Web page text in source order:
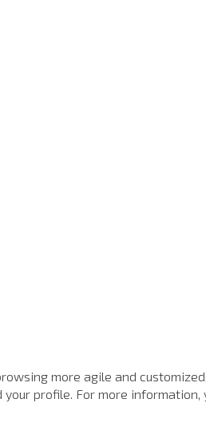
more agile and
profile. For more information,